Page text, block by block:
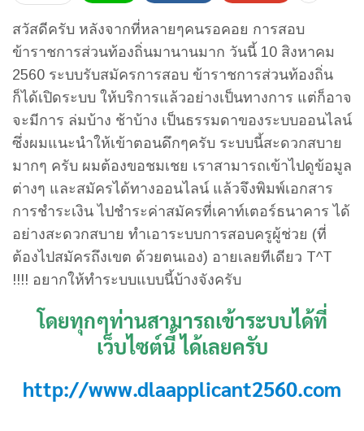
สวัสดีครับ หลังจากที่หลายๆคนรอคอย การสอบ
ข้าราชการส่วนท้องถิ่นมานานมาก วันนี้ 10 สิงหาคม
2560 ระบบรับสมัครการสอบ ข้าราชการส่วนท้องถิ่น
ก็ได้เปิดระบบ ให้บริการแล้วอย่างเป็นทางการ แต่ก็อาจ
จะมีการ ล่มบ้าง ช้าบ้าง เป็นธรรมดาของระบบออนไลน์
ซึ่งผมแนะนำให้เข้าตอนดึกๆครับ ระบบนี้สะดวกสบาย
มากๆ ครับ ผมต้องขอชมเชย เราสามารถเข้าไปดูข้อมูล
ต่างๆ และสมัครได้ทางออนไลน์ แล้วจึงพิมพ์เอกสาร
การชำระเงิน ไปชำระค่าสมัครที่เคาท์เตอร์ธนาคาร ได้
อย่างสะดวกสบาย ทำเอาระบบการสอบครูผู้ช่วย (ที่
ต้องไปสมัครถึงเขต ด้วยตนเอง) อายเลยทีเดียว T^T
!!!! อยากให้ทำระบบแบบนี้บ้างจังครับ
โดยทุกๆท่านสามารถเข้าระบบได้ที่
เว็บไซต์นี้ ได้เลยครับ
http://www.dlaapplicant2560.com